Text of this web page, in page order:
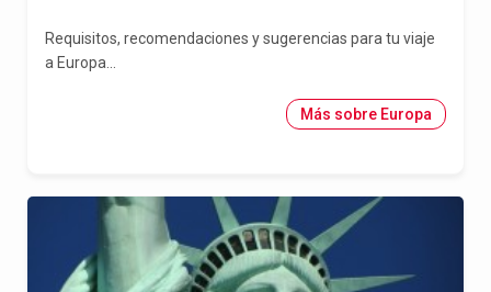
Requisitos, recomendaciones y sugerencias para tu viaje
a Europa...
Más sobre Europa